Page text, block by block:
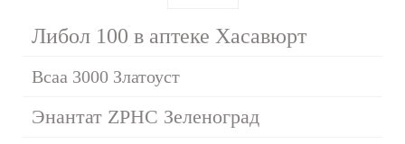
Либол 100 в аптеке Хасавюрт
Bcaa 3000 Златоуст
Энантат ZPHC Зеленоград